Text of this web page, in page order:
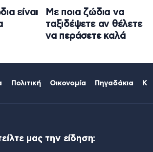
είναι
Με ποια ζώδια να
ταξιδέψετε αν θέλετε
να περάσετε καλά
Πολιτική Οικονομία Πηγαδάκια
μας την είδηση: